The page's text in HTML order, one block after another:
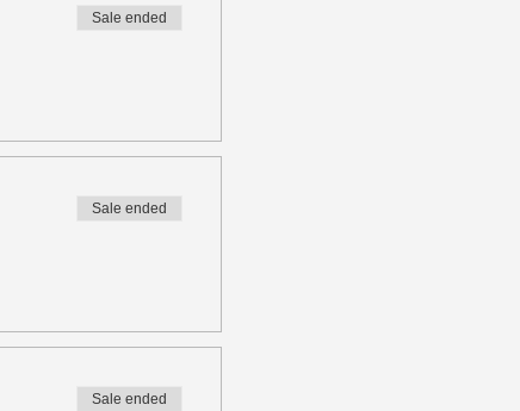
Sale ended
Sale ended
Sale ended